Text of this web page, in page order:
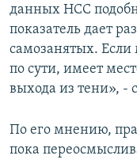
данных НСС
показатель дает
самозанятых. Если
по сути, имеет
выхода из тени», -
По его мнению,
пока